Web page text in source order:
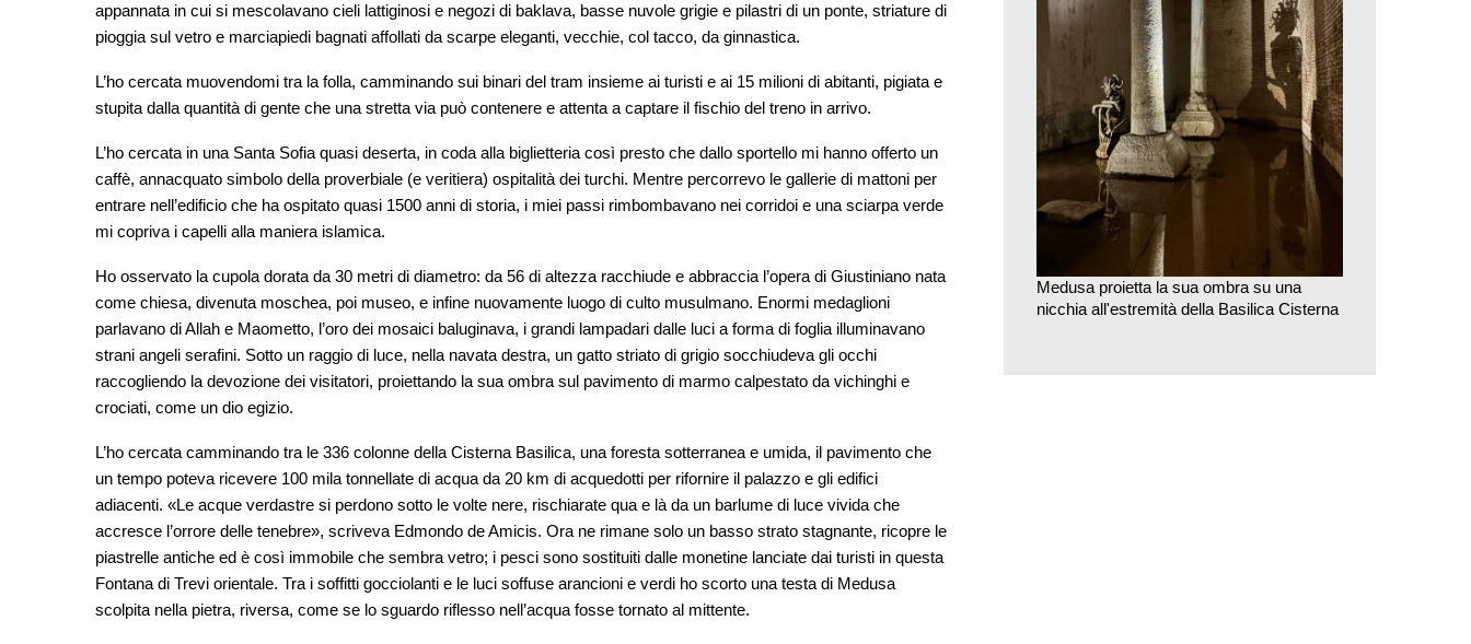
appannata in cui si mescolavano cieli lattiginosi e negozi di baklava, basse nuvole grigie e pilastri di un ponte, striature di
pioggia sul vetro e marciapiedi bagnati affollati da scarpe eleganti, vecchie, col tacco, da ginnastica.
L’ho cercata muovendomi tra la folla, camminando sui binari del tram insieme ai turisti e ai 15 milioni di abitanti, pigiata e
stupita dalla quantità di gente che una stretta via può contenere e attenta a captare il fischio del treno in arrivo.
L’ho cercata in una Santa Sofia quasi deserta, in coda alla biglietteria così presto che dallo sportello mi hanno offerto un
caffè, annacquato simbolo della proverbiale (e veritiera) ospitalità dei turchi. Mentre percorrevo le gallerie di mattoni per
entrare nell’edificio che ha ospitato quasi 1500 anni di storia, i miei passi rimbombavano nei corridoi e una sciarpa verde
mi copriva i capelli alla maniera islamica.
Ho osservato la cupola dorata da 30 metri di diametro: da 56 di altezza racchiude e abbraccia l’opera di Giustiniano nata
come chiesa, divenuta moschea, poi museo, e infine nuovamente luogo di culto musulmano. Enormi medaglioni
parlavano di Allah e Maometto, l’oro dei mosaici baluginava, i grandi lampadari dalle luci a forma di foglia illuminavano
strani angeli serafini. Sotto un raggio di luce, nella navata destra, un gatto striato di grigio socchiudeva gli occhi
raccogliendo la devozione dei visitatori, proiettando la sua ombra sul pavimento di marmo calpestato da vichinghi e
crociati, come un dio egizio.
L’ho cercata camminando tra le 336 colonne della Cisterna Basilica, una foresta sotterranea e umida, il pavimento che
un tempo poteva ricevere 100 mila tonnellate di acqua da 20 km di acquedotti per rifornire il palazzo e gli edifici
adiacenti. «Le acque verdastre si perdono sotto le volte nere, rischiarate qua e là da un barlume di luce vivida che
accresce l’orrore delle tenebre», scriveva Edmondo de Amicis. Ora ne rimane solo un basso strato stagnante, ricopre le
piastrelle antiche ed è così immobile che sembra vetro; i pesci sono sostituiti dalle monetine lanciate dai turisti in questa
Fontana di Trevi orientale. Tra i soffitti gocciolanti e le luci soffuse arancioni e verdi ho scorto una testa di Medusa
scolpita nella pietra, riversa, come se lo sguardo riflesso nell’acqua fosse tornato al mittente.
Medusa proietta la sua ombra su una
nicchia all'estremità della Basilica Cisterna